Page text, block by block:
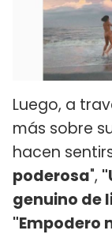
Luego, a
más sobre
hacen
poderosa",
genuino de
"Empodero